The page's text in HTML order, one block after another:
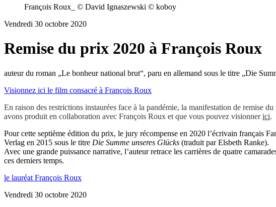
François Roux_ © David Ignaszewski © koboy
Vendredi 30 octobre 2020
Remise du prix 2020 à François Roux
auteur du roman „Le bonheur national brut“, paru en allemand sous le titre „Die
Visionnez ici le film consacré à François Roux
En raison des restrictions instaurées face à la pandémie, la manifestation de remise
avons produit en collaboration avec François Roux et que vous pouvez visionnerici.
Pour cette septième édition du prix, le jury récompense en 2020 l’écrivain français
Verlag en 2015 sous le titre Die Summe unseres Glücks (traduit par Elsbeth Ranke).
Avec une grande puissance narrative, l’auteur retrace les carrières de quatre
ces derniers temps.
le lauréat François Roux
Vendredi 30 octobre 2020